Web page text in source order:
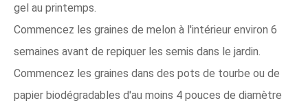
gel au printemps.
Commencez les graines de melon à l'intérieur environ 6
semaines avant de repiquer les semis dans le jardin.
Commencez les graines dans des pots de tourbe ou de
papier biodégradables d'au moins 4 pouces de diamètre